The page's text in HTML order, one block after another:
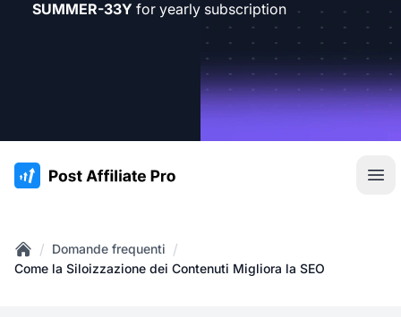
SUMMER-33Y for yearly subscription
:site.title
Home
/ Domande frequenti /
Come la Siloizzazione dei Contenuti Migliora la SEO